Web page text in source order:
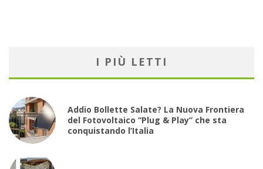
I PIÙ LETTI
Addio Bollette Salate? La Nuova Frontiera
del Fotovoltaico “Plug & Play” che sta
conquistando l’Italia